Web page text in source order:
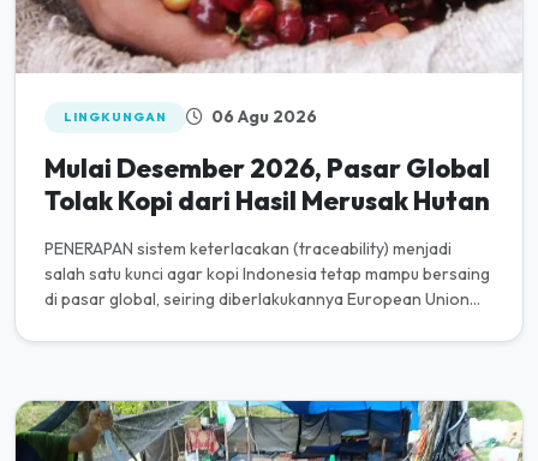
LINGKUNGAN 06 Agu 2026
Mulai Desember 2026, Pasar Global
Tolak Kopi dari Hasil Merusak Hutan
PENERAPAN sistem keterlacakan (traceability) menjadi
salah satu kunci agar kopi Indonesia tetap mampu bersaing
di pasar global, seiring diberlakukannya European Union